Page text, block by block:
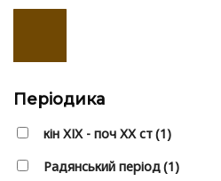
Періодика
⁠кін ХІХ - поч ХХ ст(1)
Радянський період(1)